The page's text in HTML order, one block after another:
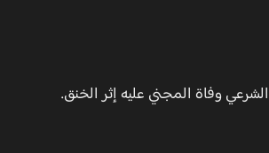
وفاة المجني عليه إثر الخنق.